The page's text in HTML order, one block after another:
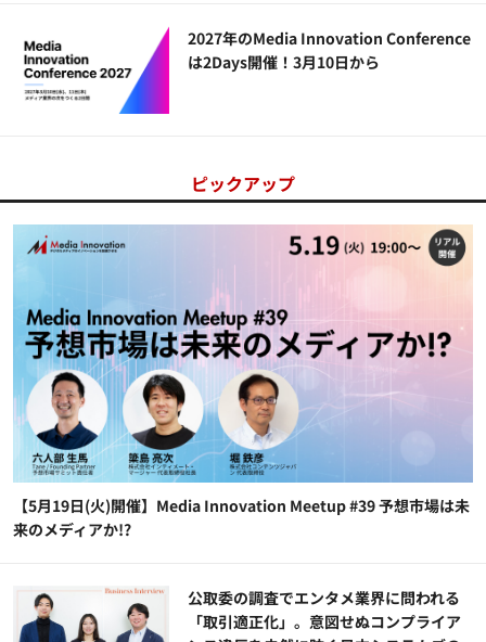
2027年のMedia Innovation Conference
は2Days開催！3月10日から
ピックアップ
【5月19日(火)開催】Media Innovation Meetup #39 予想市場は未
来のメディアか!?
公​​取委の調査でエンタメ業界に問われる
「取引適正化」。意図せぬコンプライア